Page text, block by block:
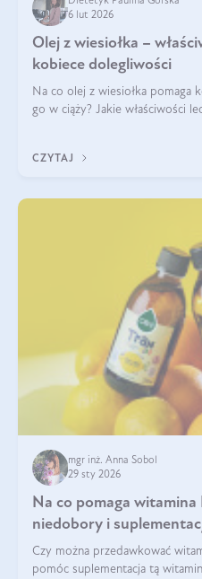
6 lut 2026
Olej z wiesiołka –
kobiece dolegliwości
Na co olej z wiesiołka pomaga
go w ciąży? Jakie właściwości
CZYTAJ
mgr inż. Anna Sobol
29 sty 2026
Na co pomaga witamina
niedobory i
Czy można przedawkować
pomóc suplementacja tą